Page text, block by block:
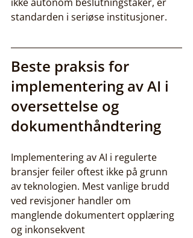
standarden i seriøse institusjoner.
Beste praksis for
implementering av AI i
oversettelse og
dokumenthåndtering
Implementering av AI i regulerte
bransjer feiler oftest ikke på grunn
av teknologien. Mest vanlige brudd
ved revisjoner handler om
manglende dokumentert opplæring
og inkonsekvent